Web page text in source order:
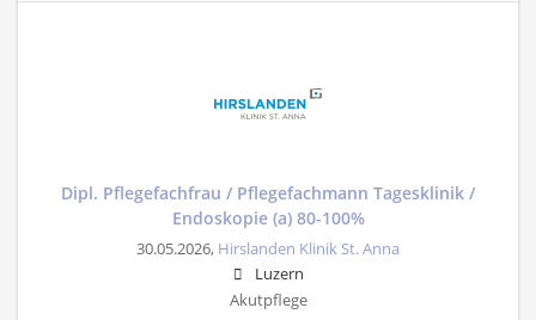
Dipl. Pflegefachfrau / Pflegefachmann Tagesklinik /
Endoskopie (a) 80-100%
30.05.2026, Hirslanden Klinik St. Anna
Luzern
Akutpflege